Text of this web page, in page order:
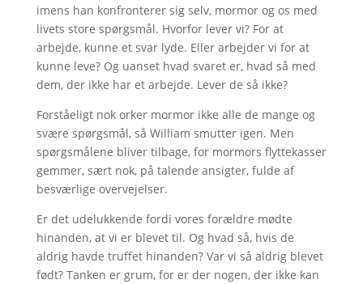
imens han konfronterer sig selv, mormor og os med
livets store spørgsmål. Hvorfor lever vi? For at
arbejde, kunne et svar lyde. Eller arbejder vi for at
kunne leve? Og uanset hvad svaret er, hvad så med
dem, der ikke har et arbejde. Lever de så ikke?
Forståeligt nok orker mormor ikke alle de mange og
svære spørgsmål, så William smutter igen. Men
spørgsmålene bliver tilbage, for mormors flyttekasser
gemmer, sært nok, på talende ansigter, fulde af
besværlige overvejelser.
Er det udelukkende fordi vores forældre mødte
hinanden, at vi er blevet til. Og hvad så, hvis de
aldrig havde truffet hinanden? Var vi så aldrig blevet
født? Tanken er grum, for er der nogen, der ikke kan